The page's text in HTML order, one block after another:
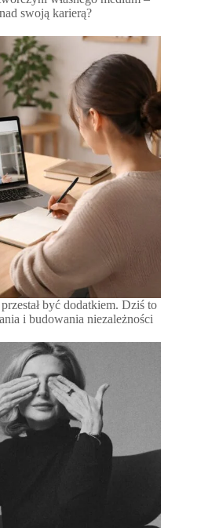
swoją karierą?
być dodatkiem. Dziś to
i budowania niezależności